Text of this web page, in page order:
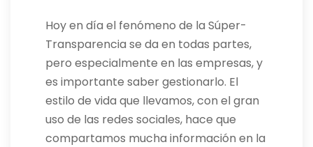
Hoy en día el fenómeno de la Súper-
Transparencia se da en todas partes,
pero especialmente en las empresas, y
es importante saber gestionarlo. El
estilo de vida que llevamos, con el gran
uso de las redes sociales, hace que
compartamos mucha información en la